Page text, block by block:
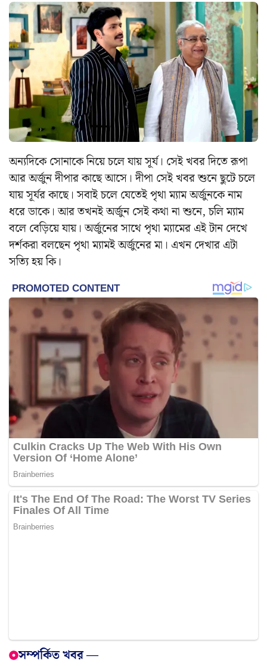
অন্যদিকে সোনাকে নিয়ে চলে যায় সূর্য। সেই খবর দিতে রূপা
আর অর্জুন দীপার কাছে আসে। দীপা সেই খবর শুনে ছুটে চলে
যায় সূর্যর কাছে। সবাই চলে যেতেই পৃথা ম্যাম অর্জুনকে নাম
ধরে ডাকে। আর তখনই অর্জুন সেই কথা না শুনে, চলি ম্যাম
বলে বেড়িয়ে যায়। অর্জুনের সাথে পৃথা ম্যামের এই টান দেখে
দর্শকরা বলছেন পৃথা ম্যামই অর্জুনের মা। এখন দেখার এটা
সত্যি হয় কি।
সম্পর্কিত খবর —